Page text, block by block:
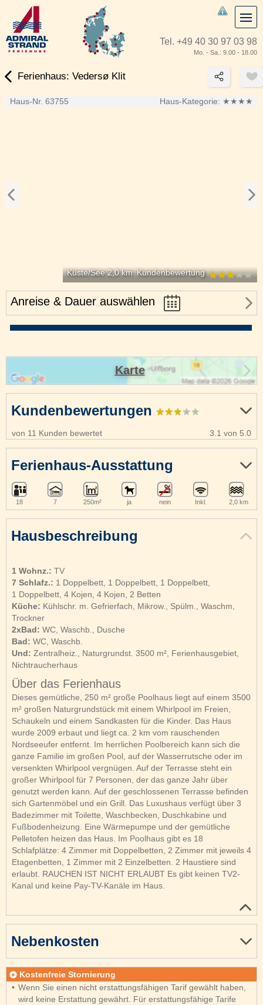
Tel. +49 40 30 97 03 98
Mo. - Sa.: 9.00 - 18.00
Ferienhaus: Vedersø Klit
Haus-Nr. 63755 Haus-Kategorie: ★★★★
Küste/See 2,0 km Kundenbewertung
Anreise & Dauer auswählen
Hausbeschreibung
1 Wohnz.: TV
7 Schlafz.: 1 Doppelbett, 1 Doppelbett, 1 Doppelbett,
1 Doppelbett, 4 Kojen, 4 Kojen, 2 Betten
Küche: Kühlschr. m. Gefrierfach, Mikrow., Spülm., Waschm,
Trockner
2xBad: WC, Waschb., Dusche
Bad: WC, Waschb.
Und: Zentralheiz., Naturgrundst. 3500 m², Ferienhausgebiet,
Nichtraucherhaus
Über das Ferienhaus
Dieses gemütliche, 250 m² große Poolhaus liegt auf einem 3500
m² großen Naturgrundstück mit einem Whirlpool im Freien,
Schaukeln und einem Sandkasten für die Kinder. Das Haus
wurde 2009 erbaut und liegt ca. 2 km vom rauschenden
Nordseeufer entfernt. Im herrlichen Poolbereich kann sich die
ganze Familie im großen Pool, auf der Wasserrutsche oder im
versenkten Whirlpool vergnügen. Auf der Terrasse steht ein
großer Whirlpool für 7 Personen, der das ganze Jahr über
genutzt werden kann. Auf der geschlossenen Terrasse befinden
sich Gartenmöbel und ein Grill. Das Luxushaus verfügt über 3
Badezimmer mit Toilette, Waschbecken, Duschkabine und
Fußbodenheizung. Eine Wärmepumpe und der gemütliche
Pelletofen heizen das Haus. Im Poolhaus gibt es 18
Schlafplätze: 4 Zimmer mit Doppelbetten, 2 Zimmer mit jeweils 4
Etagenbetten, 1 Zimmer mit 2 Einzelbetten. 2 Haustiere sind
erlaubt. RAUCHEN IST NICHT ERLAUBT Es gibt keinen TV2-
Kanal und keine Pay-TV-Kanäle im Haus.
Kundenbewertungen
von 11 Kunden bewertet 3.1 von 5.0
Ferienhaus-Ausstattung
18 7 250m² ja nein Inkl. 2,0 km
Nebenkosten
Kostenfreie Stornierung
Wenn Sie einen nicht erstattungsfähigen Tarif gewählt haben,
wird keine Erstattung gewährt. Für erstattungsfähige Tarife
Karte